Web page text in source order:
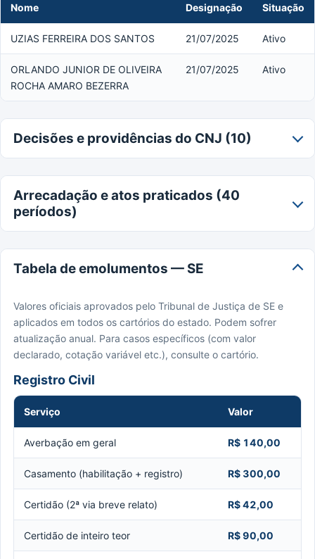
Nome Designação Situação
UZIAS FERREIRA DOS SANTOS 21/07/2025 Ativo
ORLANDO JUNIOR DE OLIVEIRA
ROCHA AMARO BEZERRA
21/07/2025 Ativo
Decisões e providências do CNJ (10)
Arrecadação e atos praticados (40
períodos)
Tabela de emolumentos — SE
Valores oficiais aprovados pelo Tribunal de Justiça de SE e
aplicados em todos os cartórios do estado. Podem sofrer
atualização anual. Para casos específicos (com valor
declarado, cotação variável etc.), consulte o cartório.
Registro Civil
Serviço Valor
Averbação em geral R$ 140,00
Casamento (habilitação + registro) R$ 300,00
Certidão (2ª via breve relato) R$ 42,00
Certidão de inteiro teor R$ 90,00